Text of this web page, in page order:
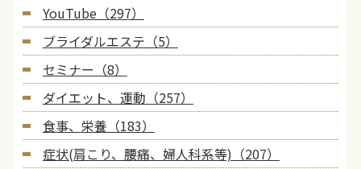
YouTube（297）
ブライダルエステ（5）
セミナー（8）
ダイエット、運動（257）
食事、栄養（183）
症状(肩こり、腰痛、婦人科系等)（207）